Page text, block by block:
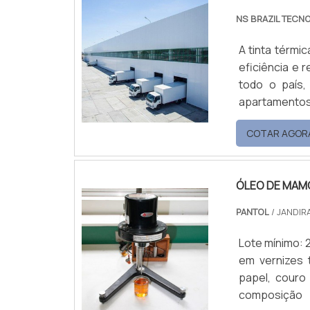
NS BRAZIL
A tinta
eficiência e
todo o país,
pode ser
refletir até
COTAR
ÓLEO DE
PANTOL/
Lote mínimo:
em vernizes
papel,